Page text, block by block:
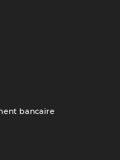
bancaire